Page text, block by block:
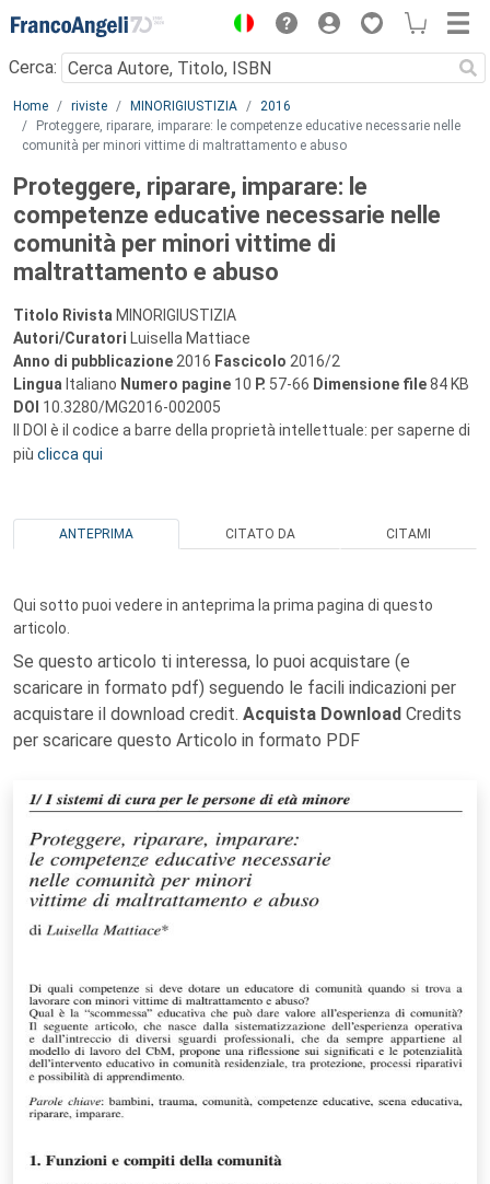
Menu
Cerca:
Main content
Home riviste MINORIGIUSTIZIA
2016
Proteggere, riparare, imparare: le competenze educative necessarie nelle
comunità per minori vittime di maltrattamento e abuso
Proteggere, riparare, imparare: le
competenze educative necessarie nelle
comunità per minori vittime di
maltrattamento e abuso
Titolo Rivista MINORIGIUSTIZIA
Autori/Curatori Luisella Mattiace
Anno di pubblicazione 2016 Fascicolo 2016/2
Lingua Italiano Numero pagine 10 P. 57-66 Dimensione file84 KB
DOI 10.3280/MG2016-002005
Il DOI è il codice a barre della proprietà intellettuale: per saperne di
più clicca qui
ANTEPRIMA CITATO DA CITAMI
Qui sotto puoi vedere in anteprima la prima pagina di questo
articolo.
Se questo articolo ti interessa, lo puoi acquistare (e
scaricare in formato pdf) seguendo le facili indicazioni per
acquistare il download credit. Acquista Download Credits
per scaricare questo Articolo in formato PDF